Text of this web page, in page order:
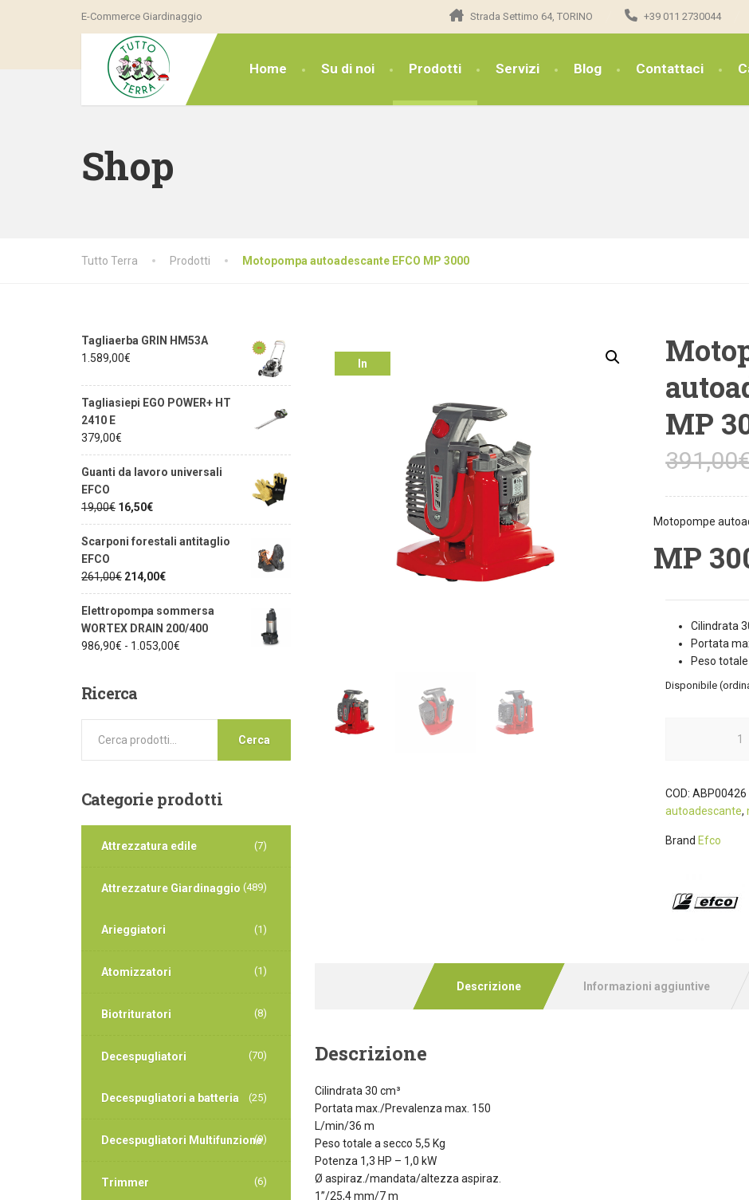
E-Commerce Giardinaggio Strada Settimo 64, TORINO +39 011 2730044
Home Su di noi Prodotti Servizi Blog Contattaci
Shop
Tutto Terra Prodotti Motopompa autoadescante EFCO MP 3000
In
MP
391,00
Motopompe
MP
Cilindrata
Portata
Peso
Disponibile
COD:ABP00426
autoadescante,
Brand Efco
Descrizione Informazioni aggiuntive
Descrizione
Cilindrata 30 cm³
Portata max./Prevalenza max. 150
L/min/36 m
Peso totale a secco 5,5 Kg
Potenza 1,3 HP – 1,0 kW
Ø aspiraz./mandata/altezza aspiraz.
1”/25,4 mm/7 m
Tagliaerba GRIN HM53A
1.589,00€
Tagliasiepi EGO POWER+ HT
2410 E
379,00€
Guanti da lavoro universali
EFCO
19,00€ 16,50€
Scarponi forestali antitaglio
EFCO
261,00€ 214,00€
Elettropompa sommersa
WORTEX DRAIN 200/400
986,90€ - 1.053,00€
Ricerca
Cerca
Categorieprodotti
Attrezzatura edile (7)
Attrezzature Giardinaggio (489)
Arieggiatori (1)
Atomizzatori (1)
Biotrituratori (8)
Decespugliatori (70)
Decespugliatori a batteria (25)
Decespugliatori Multifunzione
(9)
Trimmer (6)